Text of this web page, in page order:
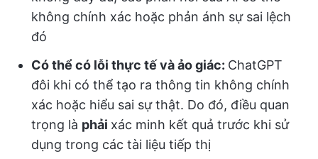
không chính xác hoặc phản ánh sự sai lệch
đó
Có thể có lỗi thực tế và ảo giác: ChatGPT
đôi khi có thể tạo ra thông tin không chính
xác hoặc hiểu sai sự thật. Do đó, điều quan
trọng là phải xác minh kết quả trước khi sử
dụng trong các tài liệu tiếp thị